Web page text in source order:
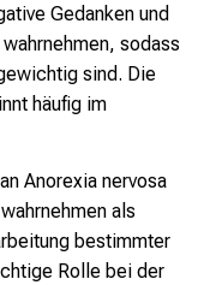
Gedanken und
sodass
sind. Die
häufig im
Anorexia nervosa
als
bestimmter
Rolle bei der